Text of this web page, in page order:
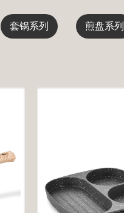
套锅系列 煎盘系列